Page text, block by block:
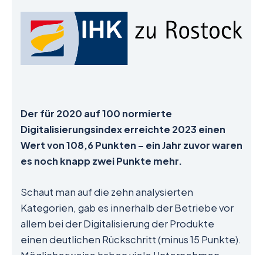
Der für 2020 auf 100 normierte
Digitalisierungsindex erreichte 2023 einen
Wert von 108,6 Punkten – ein Jahr zuvor waren
es noch knapp zwei Punkte mehr.
Schaut man auf die zehn analysierten
Kategorien, gab es innerhalb der Betriebe vor
allem bei der Digitalisierung der Produkte
einen deutlichen Rückschritt (minus 15 Punkte).